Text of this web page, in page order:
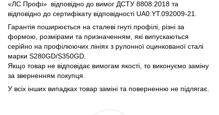
«ЛC Профі» відповідно до вимог ДСТУ 8808:2018 та
відповідно до сертифікату відповідності UA0.YT.092009-21.
Гарантія поширюється на сталеві гнуті профілі, різні за
формою, розмірами та призначенням, які випускаються
серійно на профілюючих лініях з рулонної оцинкованої сталі
марки S280GD/S350GD.
Якщо товар не відповідає вимогам якості, то виконуємо заміну
за зверненням покупця.
У всіх інших випадках товар заміні та поверненню не підлягає.